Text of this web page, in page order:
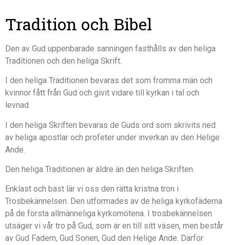
Tradition och Bibel
Den av Gud uppenbarade sanningen fasthålls av den heliga
Traditionen och den heliga Skrift.
I den heliga Traditionen bevaras det som fromma män och
kvinnor fått från Gud och givit vidare till kyrkan i tal och
levnad.
I den heliga Skriften bevaras de Guds ord som skrivits ned
av heliga apostlar och profeter under inverkan av den Helige
Ande.
Den heliga Traditionen är äldre än den heliga Skriften.
Enklast och bäst lär vi oss den rätta kristna tron i
Trosbekännelsen. Den utformades av de heliga kyrkofäderna
på de första allmänneliga kyrkomötena. I trosbekännelsen
utsäger vi vår tro på Gud, som är en till sitt väsen, men består
av Gud Fadern, Gud Sonen, Gud den Helige Ande. Därför